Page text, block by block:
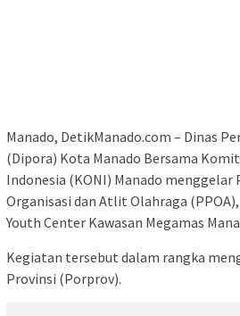
Manado, DetikManado.com – Dinas
(Dipora) Kota Manado Bersama
Indonesia (KONI) Manado
Organisasi dan Atlit Olahraga
Youth Center Kawasan Megamas
Kegiatan tersebut dalam rangka
Provinsi (Porprov).